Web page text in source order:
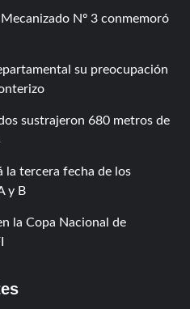
Nº 3 conmemoró
su preocupación
sustrajeron 680 metros de
la tercera fecha de los
y B
la Copa Nacional de